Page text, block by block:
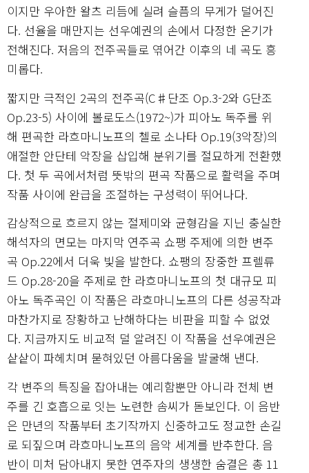
이지만 우아한 왈츠 리듬에 실려 슬픔의 무게가 덜어진
다. 선율을 매만지는 선우예권의 손에서 다정한 온기가
전해진다. 저음의 전주곡들로 엮어간 이후의 네 곡도 흥
미롭다.
짧지만 극적인 2곡의 전주곡(C♯단조 Op.3-2와 G단조
Op.23-5) 사이에 볼로도스(1972~)가 피아노 독주를 위
해 편곡한 라흐마니노프의 첼로 소나타 Op.19(3악장)의
애절한 안단테 악장을 삽입해 분위기를 절묘하게 전환했
다. 첫 두 곡에서처럼 뜻밖의 편곡 작품으로 활력을 주며
작품 사이에 완급을 조절하는 구성력이 뛰어나다.
감상적으로 흐르지 않는 절제미와 균형감을 지닌 충실한
해석자의 면모는 마지막 연주곡 쇼팽 주제에 의한 변주
곡 Op.22에서 더욱 빛을 발한다. 쇼팽의 장중한 프렐류
드 Op.28-20을 주제로 한 라흐마니노프의 첫 대규모 피
아노 독주곡인 이 작품은 라흐마니노프의 다른 성공작과
마찬가지로 장황하고 난해하다는 비판을 피할 수 없었
다. 지금까지도 비교적 덜 알려진 이 작품을 선우예권은
샅샅이 파헤치며 묻혀있던 아름다움을 발굴해 낸다.
각 변주의 특징을 잡아내는 예리함뿐만 아니라 전체 변
주를 긴 호흡으로 잇는 노련한 솜씨가 돋보인다. 이 음반
은 만년의 작품부터 초기작까지 신중하고도 정교한 손길
로 되짚으며 라흐마니노프의 음악 세계를 반추한다. 음
반이 미처 담아내지 못한 연주자의 생생한 숨결은 총 11